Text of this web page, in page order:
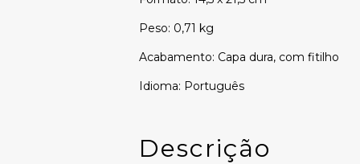
Peso: 0,71 kg
Acabamento: Capa dura, com fitilho
Idioma: Português
Descrição